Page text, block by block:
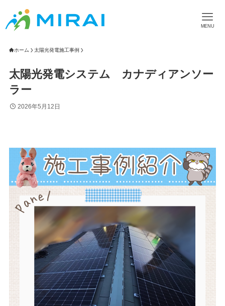
MENU
ホーム 太陽光発電施工事例
太陽光発電システム カナディアンソー
ラー
2026年5月12日